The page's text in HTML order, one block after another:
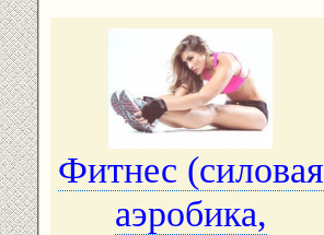
Фитнес (силовая
аэробика,